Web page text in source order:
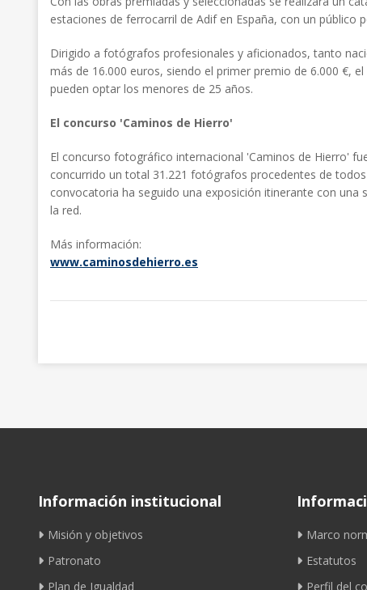
estaciones de ferrocarril de Adif en España, con un público
Dirigido a fotógrafos profesionales y aficionados, tanto
más de 16.000 euros, siendo el primer premio de 6.000 €,
pueden optar los menores de 25 años.
El concurso 'Caminos de Hierro'
El concurso fotográfico internacional 'Caminos de Hierro'
concurrido un total 31.221 fotógrafos procedentes de
convocatoria ha seguido una exposición itinerante con
la red.
Más información:
www.caminosdehierro.es
Información institucional
Misión y objetivos
Patronato
Plan de Igualdad
Marco
Estatutos
Perfil del